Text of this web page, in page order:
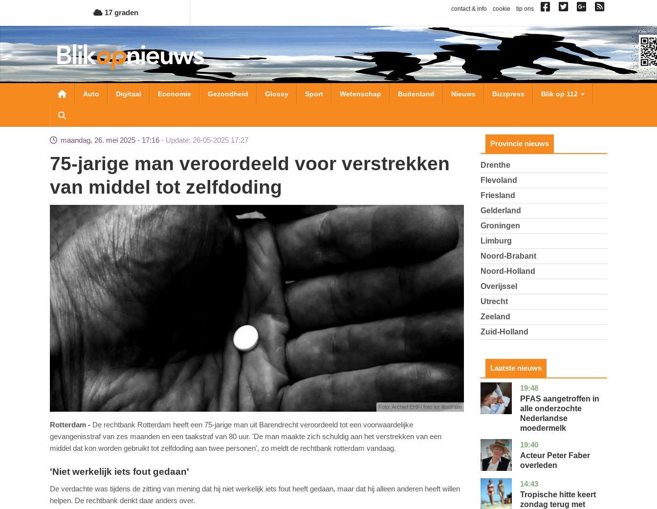
naar
de
inhoud
gaan
17 graden contact & info cookie tip ons
Hoofdnavigatie
Auto Digitaal Economie Gezondheid Glossy Sport Wetenschap Buitenland Nieuws Bizzpress Blik op 112
maandag, 26. mei 2025 - 17:16 Update: 26-05-2025 17:27
75-jarige man veroordeeld voor verstrekken
van middel tot zelfdoding
Foto: Archief EHF/ foto ter illustratie
Rotterdam
De rechtbank Rotterdam heeft een 75-jarige man uit Barendrecht veroordeeld tot een voorwaardelijke
gevangenisstraf van zes maanden en een taakstraf van 80 uur. 'De man maakte zich schuldig aan het verstrekken van een
middel dat kon worden gebruikt tot zelfdoding aan twee personen', zo meldt de rechtbank rotterdam vandaag.
'Niet werkelijk iets fout gedaan'
De verdachte was tijdens de zitting van mening dat hij niet werkelijk iets fout heeft gedaan, maar dat hij alleen anderen heeft willen
helpen. De rechtbank denkt daar anders over.
Provincie nieuws
Drenthe
Flevoland
Friesland
Gelderland
Groningen
Limburg
Noord-Brabant
Noord-Holland
Overijssel
Utrecht
Zeeland
Zuid-Holland
Laatste nieuws
19:48
utrecht
gezondheid
PFAS aangetroffen in
alle onderzochte
Nederlandse
moedermelk
19:40
noord-
holland
glossy
Acteur Peter Faber
overleden
14:43
utrecht
nieuws
Tropische hitte keert
zondag terug met